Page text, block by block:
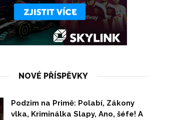
NOVÉ PŘÍSPĚVKY
Podzim na Primě: Polabí, Zákony
vlka, Kriminálka Slapy, Ano, šéfe! A